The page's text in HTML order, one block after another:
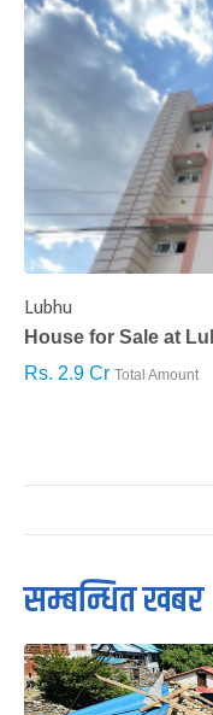
Lubhu
House for Sale at
Rs. 2.9 Cr Total Amount
सम्बन्धित खबर